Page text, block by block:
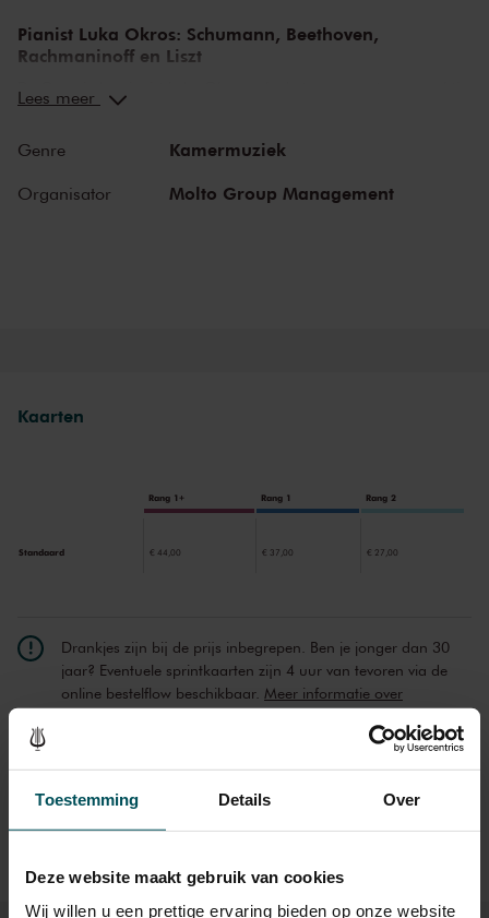
Toestemming Details Over
Deze website maakt gebruik van cookies
Wij willen u een prettige ervaring bieden op onze website
Pianist Luka Okros: Schumann, Beethoven,
Rachmaninoff en Liszt
programma dat bestaat uit vier pianosonates uit drie verschillende
muziek aan elke periode laten zien.
'De artiest van het geluid'
concertpianist, werkt Luka aan een album met zijn eigen
Lees meer
Genre Kamermuziek
Organisator Molto Group Management
Kaarten
Rang 1+ Rang 1 Rang 2
Standaard € 44,00 € 37,00 € 27,00
Drankjes zijn bij de prijs inbegrepen. Ben je jonger dan 30
jaar? Eventuele sprintkaarten zijn 4 uur van tevoren via de
online bestelflow beschikbaar. Meer informatie over
Prijzen zijn exclusief transactiekosten: € 5 per bestelling. Wilt
kassa@concertgebouw.nl of bel de Concertgebouwlijn op
020 – 671 83 45.